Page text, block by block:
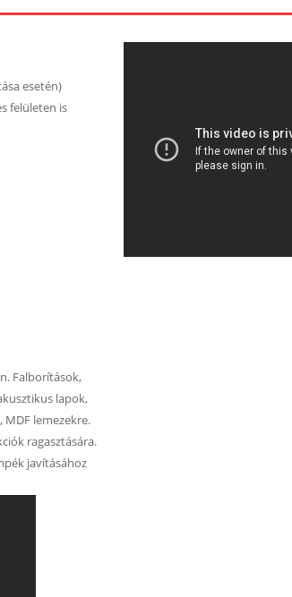
esetén)
felületen is
Falborítások,
lapok,
lemezekre.
ragasztására.
javításához